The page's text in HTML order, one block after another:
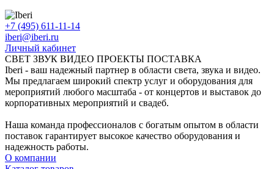
+7 (495) 611-11-14
iberi@iberi.ru
Личный кабинет
СВЕТ ЗВУК ВИДЕО ПРОЕКТЫ ПОСТАВКА
Iberi - ваш надежный партнер в области света, звука и видео.
Мы предлагаем широкий спектр услуг и оборудования для
мероприятий любого масштаба - от концертов и выставок до
корпоративных мероприятий и свадеб.
Наша команда профессионалов с богатым опытом в области
поставок гарантирует высокое качество оборудования и
надежность работы.
О компании